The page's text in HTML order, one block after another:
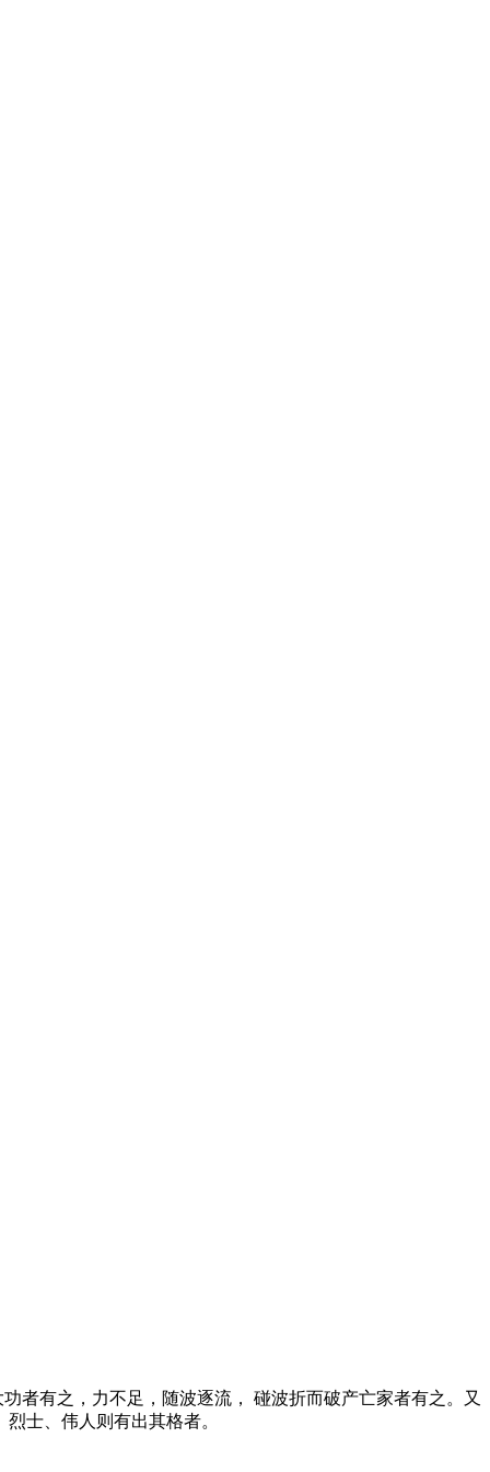
有之，力不足，随波逐流， 碰波折而破产亡家者有之。又
士、伟人则有出其格者。